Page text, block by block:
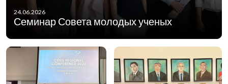
24.06.2026
Семинар Совета молодых ученых